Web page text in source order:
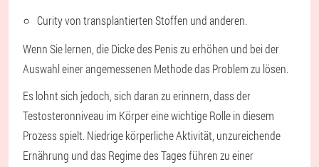
Curity von transplantierten Stoffen und anderen.
Wenn Sie lernen, die Dicke des Penis zu erhöhen und bei der
Auswahl einer angemessenen Methode das Problem zu lösen.
Es lohnt sich jedoch, sich daran zu erinnern, dass der
Testosteronniveau im Körper eine wichtige Rolle in diesem
Prozess spielt. Niedrige körperliche Aktivität, unzureichende
Ernährung und das Regime des Tages führen zu einer